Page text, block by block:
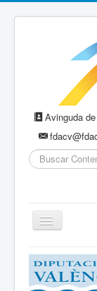
Avinguda
Buscar...
Cambiar
navegación
Ala Delta